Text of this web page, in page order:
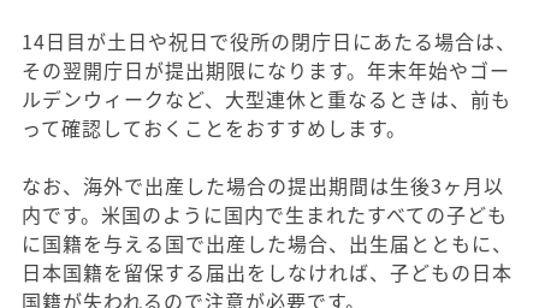
14日目が土日や祝日で役所の閉庁日にあたる場合は、
その翌開庁日が提出期限になります。年末年始やゴー
ルデンウィークなど、大型連休と重なるときは、前も
って確認しておくことをおすすめします。
なお、海外で出産した場合の提出期間は生後3ヶ月以
内です。米国のように国内で生まれたすべての子ども
に国籍を与える国で出産した場合、出生届とともに、
日本国籍を留保する届出をしなければ、子どもの日本
国籍が失われるので注意が必要です。